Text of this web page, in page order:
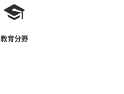
教育分野
通信教育